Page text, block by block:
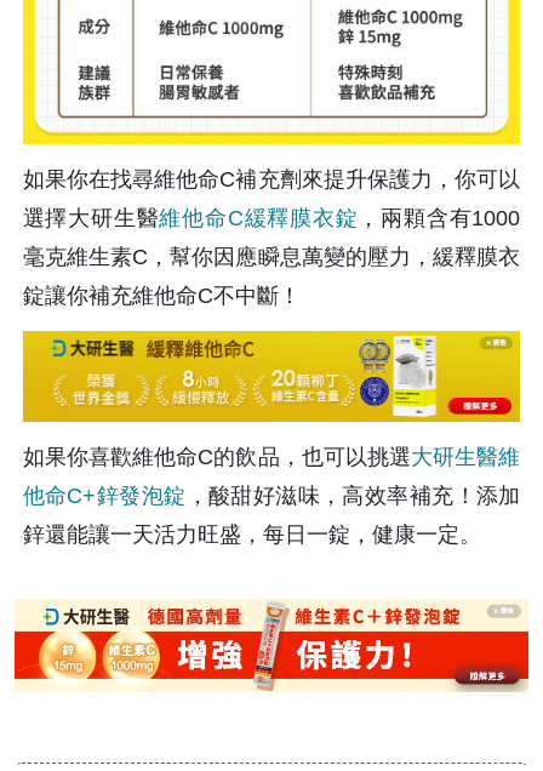
如果你在找尋維他命C補充劑來提升保護力，你可以
選擇大研生醫維他命C緩釋膜衣錠 ，兩顆含有1000
毫克維生素C，幫你因應瞬息萬變的壓力，緩釋膜衣
錠讓你補充維他命C不中斷！
如果你喜歡維他命C的飲品，也可以挑選大研生醫維
他命C+鋅發泡錠 ，酸甜好滋味，高效率補充！添加
鋅還能讓一天活力旺盛，每日一錠，健康一定。